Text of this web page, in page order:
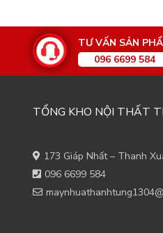
TƯ VẤN SẢN
096 6699 584
TỔNG KHO NỘI THẤT
173 Giáp Nhất – Thanh
096 6699 584